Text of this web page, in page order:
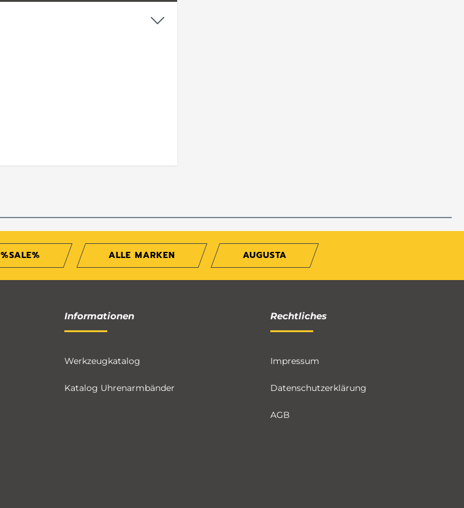
%SALE% ALLE MARKEN AUGUSTA
Informationen
Werkzeugkatalog
Katalog Uhrenarmbänder
Rechtliches
Impressum
Datenschutzerklärung
AGB